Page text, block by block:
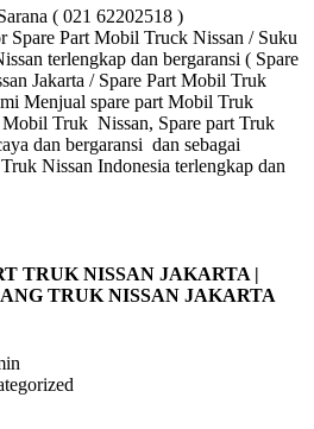
( 021 62202518 )
Spare Part Mobil Truck Nissan / Suku
terlengkap dan bergaransi ( Spare
Jakarta / Spare Part Mobil Truk
Menjual spare part Mobil Truk
Mobil Truk Nissan, Spare part Truk
dan bergaransi dan sebagai
Nissan Indonesia terlengkap dan
TRUK NISSAN JAKARTA |
TRUK NISSAN JAKARTA